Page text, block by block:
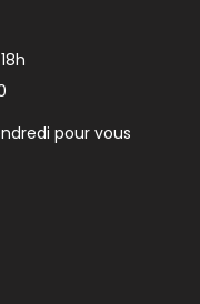
pour vous